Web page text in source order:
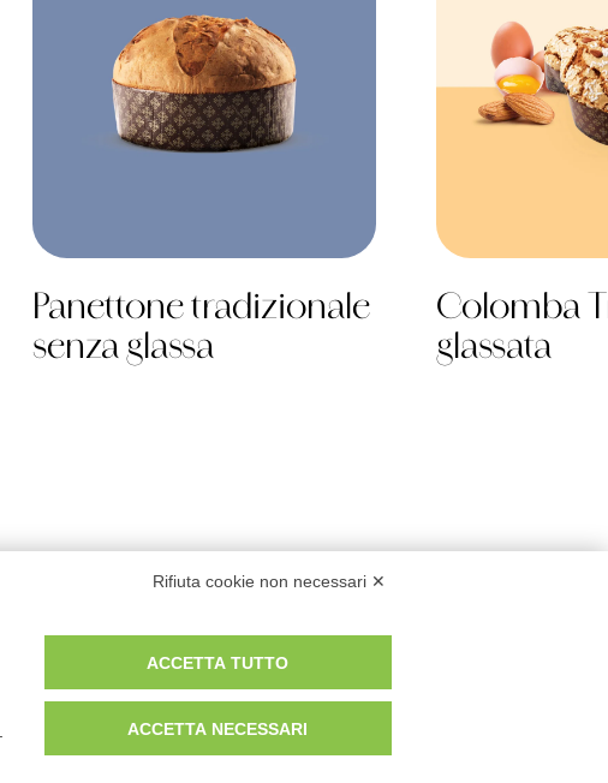
Panettone tradizionale
senza glassa
Colomba
glassata
Rifiuta cookie non necessari ✕
ACCETTA TUTTO
ACCETTA NECESSARI